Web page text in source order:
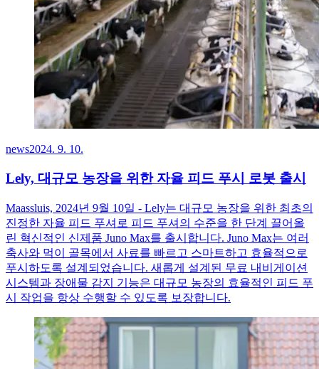
news2024. 9. 10.
Lely, 대규모 농장을 위한 자율 피드 푸시 로봇 출시
Maassluis, 2024년 9월 10일 - Lely는 대규모 농장을 위한 최초의
진정한 자율 피드 푸셔로 피드 푸셔의 수준을 한 단계 끌어올
린 혁신적인 신제품 Juno Max를 출시합니다. Juno Max는 여러
축사와 먹이 골목에서 사료를 빠르고 스마트하고 효율적으로
푸시하도록 설계되었습니다. 새롭게 설계된 무료 내비게이션
시스템과 장애물 감지 기능은 대규모 농장의 효율적인 피드 푸
시 작업을 항상 수행할 수 있도록 보장합니다.